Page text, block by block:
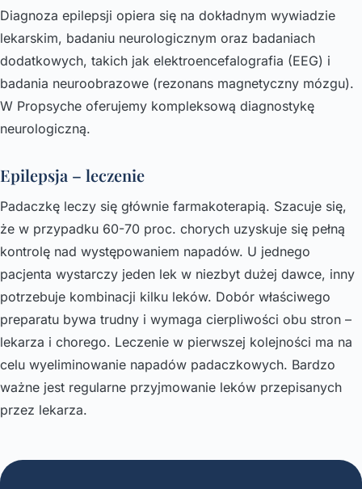
Diagnoza epilepsji opiera się na dokładnym wywiadzie
lekarskim, badaniu neurologicznym oraz badaniach
dodatkowych, takich jak elektroencefalografia (EEG) i
badania neuroobrazowe (rezonans magnetyczny mózgu).
W Propsyche oferujemy kompleksową diagnostykę
neurologiczną.
Epilepsja – leczenie
Padaczkę leczy się głównie farmakoterapią. Szacuje się,
że w przypadku 60-70 proc. chorych uzyskuje się pełną
kontrolę nad występowaniem napadów. U jednego
pacjenta wystarczy jeden lek w niezbyt dużej dawce, inny
potrzebuje kombinacji kilku leków. Dobór właściwego
preparatu bywa trudny i wymaga cierpliwości obu stron –
lekarza i chorego. Leczenie w pierwszej kolejności ma na
celu wyeliminowanie napadów padaczkowych. Bardzo
ważne jest regularne przyjmowanie leków przepisanych
przez lekarza.